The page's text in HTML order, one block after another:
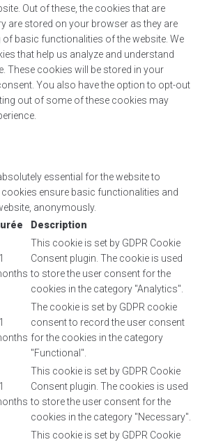
Out of these, the cookies that are
are stored on your browser as they are
basic functionalities of the website. We
that help us analyze and understand
These cookies will be stored in your
You also have the option to opt-out
out of some of these cookies may
essential for the website to
ensure basic functionalities and
anonymously.
Description
This cookie is set by GDPR Cookie
Consent plugin. The cookie is used
to store the user consent for the
cookies in the category "Analytics".
The cookie is set by GDPR cookie
consent to record the user consent
for the cookies in the category
"Functional".
This cookie is set by GDPR Cookie
Consent plugin. The cookies is used
to store the user consent for the
cookies in the category "Necessary".
This cookie is set by GDPR Cookie